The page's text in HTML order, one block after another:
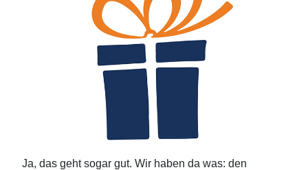
Ja, das geht sogar gut. Wir haben da was: den